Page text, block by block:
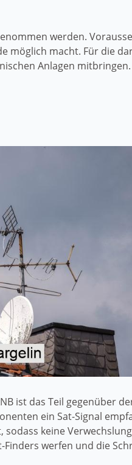
werden.
möglich macht. Für die
Anlagen mitbringen.
ist das Teil gegenüber
ein Sat-Signal
keine
werfen und die